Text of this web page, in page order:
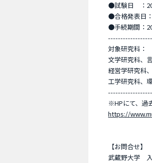
●試験日 ：
●合格発表日
●手続期間：
対象研究科：
文学研究科、
経営学研究科
工学研究科、
※HPにて、過
https://
【お問合せ】
武蔵野大学